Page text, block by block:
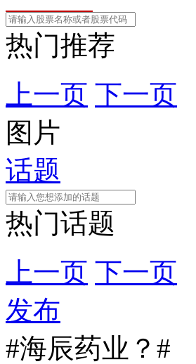
热门推荐
上一页 下一页
图片
话题
热门话题
上一页 下一页
发布
#海辰药业？#